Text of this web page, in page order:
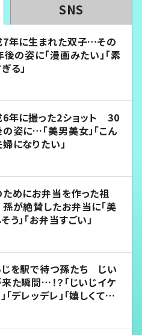
SNS
7年に生まれた双子…その
の姿に「漫画みたい」「素
る」
年に撮った2ショット 30
姿に…「美男美女」「こん
になりたい」
めにお弁当を作った祖
が絶賛したお弁当に「美
う」「お弁当すごい」
じを駅で待つ孫たち じい
た瞬間…！？「じいじイケ
「デレッデレ」「嬉しくて可